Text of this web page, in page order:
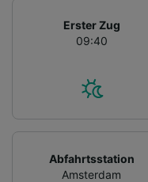
Erster Zug
09:40
Abfahrtsstation
Amsterdam